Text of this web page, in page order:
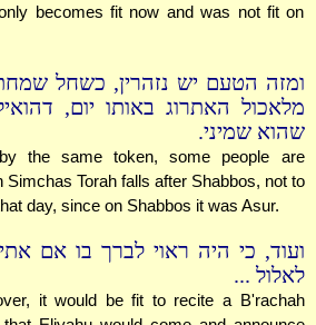
becomes fit now and was not fit on
ומזה הטעם יש נזהרין, כשחל
מלאכול האתרוג באותו יום,
שהוא שמיני.
the same token, some people are
Simchas Torah falls after Shabbos, not to
day, since on Shabbos it was Asur.
ועוד, כי היה ראוי לברך בו אם
לאלול ...
it would be fit to recite a B'rachah